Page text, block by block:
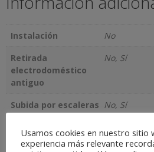
Instalación
No
Retirada
electrodoméstico
antiguo
No, Sí
Subida por escaleras No, Sí
Productos
Usamos cookies en nuestro sitio
experiencia más relevante